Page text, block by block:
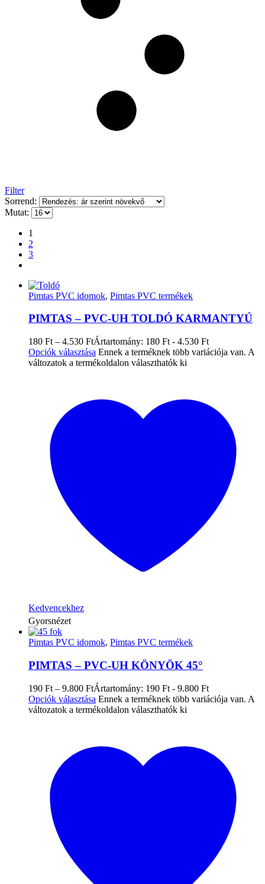
Filter
Sorrend:
Mutat:
1
2
3
Pimtas PVC idomok, Pimtas PVC termékek
PIMTAS – PVC-UH TOLDÓ KARMANTYÚ
180 Ft – 4.530 FtÁrtartomány: 180 Ft - 4.530 Ft
Opciók választása Ennek a terméknek több variációja van. A
változatok a termékoldalon választhatók ki
Kedvencekhez
Gyorsnézet
Pimtas PVC idomok, Pimtas PVC termékek
PIMTAS – PVC-UH KÖNYÖK 45°
190 Ft – 9.800 FtÁrtartomány: 190 Ft - 9.800 Ft
Opciók választása Ennek a terméknek több variációja van. A
változatok a termékoldalon választhatók ki